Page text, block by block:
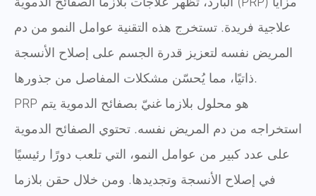
علاجية فريدة. تستخرج هذه التقنية عوامل النمو من دم
المريض نفسه لتعزيز قدرة الجسم على إصلاح الأنسجة
ذاتيًا، مما يُحسّن مشكلات المفاصل من جذورها.
PRP هو محلول بلازما غنيّ بصفائح الدموية يتم
استخراجه من دم المريض نفسه. تحتوي الصفائح الدموية
على عدد كبير من عوامل النمو، التي تلعب دورًا رئيسيًا
في إصلاح الأنسجة وتجديدها. ومن خلال حقن بلازما